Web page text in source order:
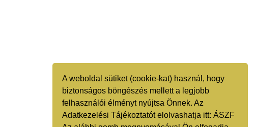
A weboldal sütiket (cookie-kat) használ, hogy
biztonságos böngészés mellett a legjobb
felhasználói élményt nyújtsa Önnek. Az
Adatkezelési Tájékoztatót elolvashatja itt:ÁSZF